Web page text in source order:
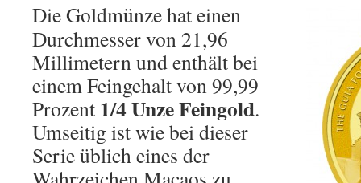
Die Goldmünze hat einen
Durchmesser von 21,96
Millimetern und enthält bei
einem Feingehalt von 99,99
Prozent 1/4 Unze Feingold.
Umseitig ist wie bei dieser
Serie üblich eines der